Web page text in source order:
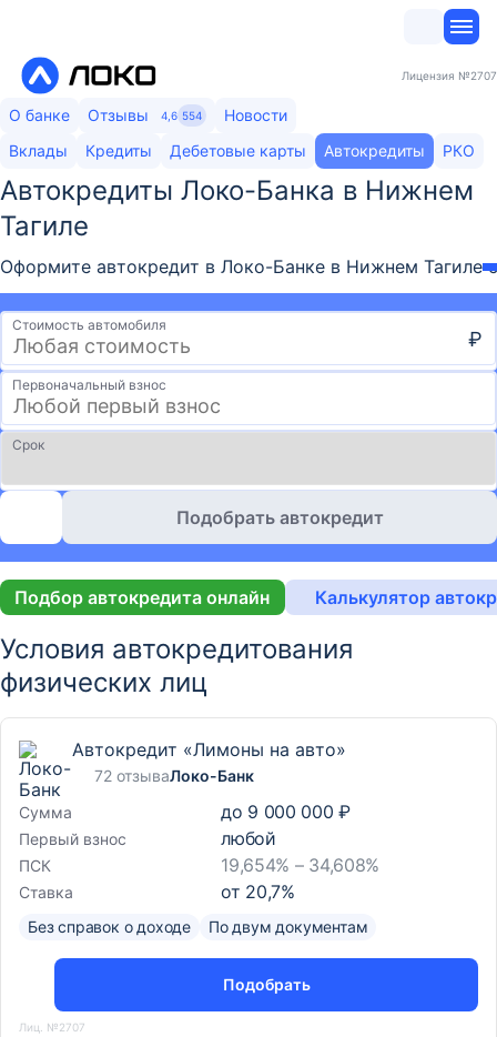
Лицензия №2707
О банке Отзывы 4,6 554
Новости
Вклады
Кредиты Дебетовые карты Автокредиты РКО
Автокредиты Локо-Банка​ в Нижнем
Тагиле
Оформите автокредит в Локо-Банке в Нижнем Тагиле
Стоимость автомобиля
₽
Первоначальный взнос
Срок
Подобрать автокредит
Подбор автокредита онлайн Калькулятор
Условия автокредитования
физических лиц
Автокредит «Лимоны на авто»
72 отзываЛоко-Банк
Сумма
до 9 000 000 ₽
Первый взнос любой
ПСК 19,654% – 34,608%
Ставка от 20,7%
Без справок о доходе По двум документам
Подобрать
Лиц. №2707